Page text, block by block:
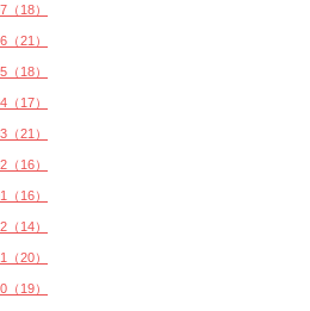
（18）
（21）
（18）
（17）
（21）
（16）
（16）
（14）
（20）
（19）